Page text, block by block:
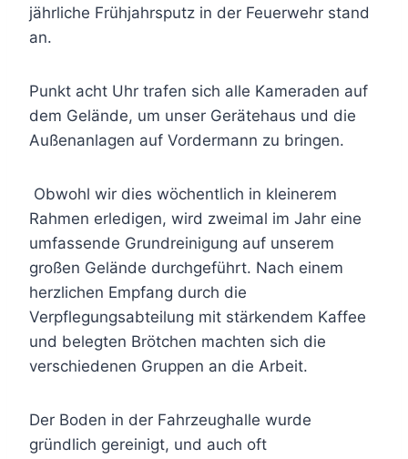
jährliche Frühjahrsputz in der Feuerwehr stand
an.
Punkt acht Uhr trafen sich alle Kameraden auf
dem Gelände, um unser Gerätehaus und die
Außenanlagen auf Vordermann zu bringen.
Obwohl wir dies wöchentlich in kleinerem
Rahmen erledigen, wird zweimal im Jahr eine
umfassende Grundreinigung auf unserem
großen Gelände durchgeführt. Nach einem
herzlichen Empfang durch die
Verpflegungsabteilung mit stärkendem Kaffee
und belegten Brötchen machten sich die
verschiedenen Gruppen an die Arbeit.
Der Boden in der Fahrzeughalle wurde
gründlich gereinigt, und auch oft